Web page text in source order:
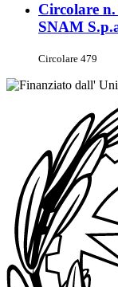
Circolare
SNAM
Circolare 479